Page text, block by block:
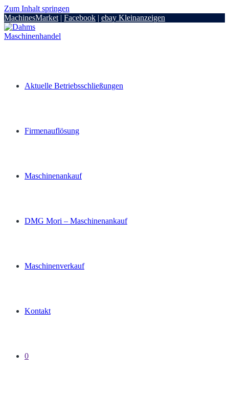
Zum Inhalt springen
MachinesMarket | Facebook | ebay Kleinanzeigen
Aktuelle Betriebsschließungen
Firmenauflösung
Maschinenankauf
DMG Mori – Maschinenankauf
Maschinenverkauf
Kontakt
0